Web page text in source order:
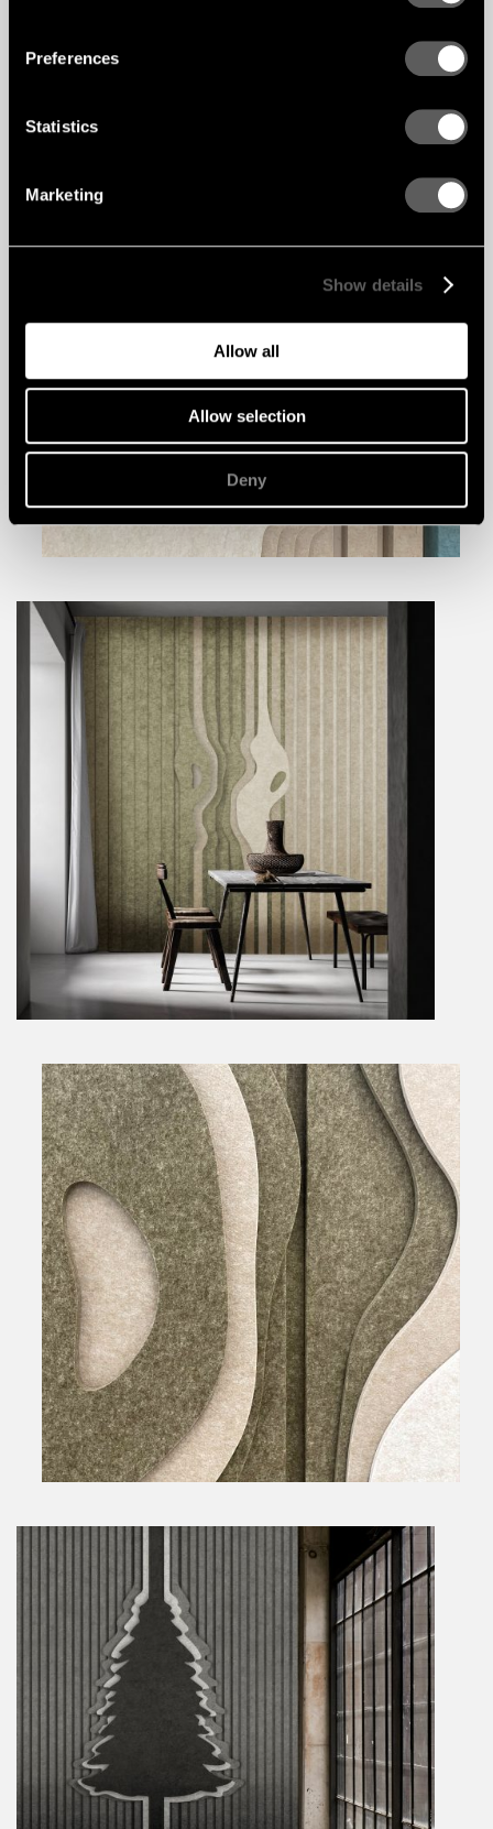
Preferences
Statistics
Marketing
Show details
Allow all
Allow selection
Deny